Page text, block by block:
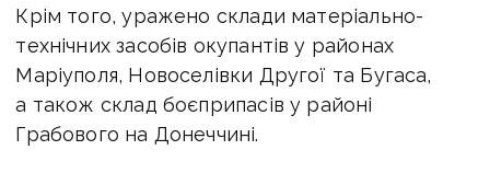
Крім того, уражено склади матеріально-
технічних засобів окупантів у районах
Маріуполя, Новоселівки Другої та Бугаса,
а також склад боєприпасів у районі
Грабового на Донеччині.